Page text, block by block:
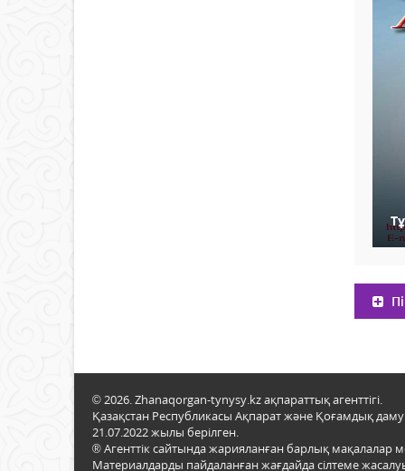
© 2026. Zhanaqorgan-tynysy.kz ақпараттық агенттігі.
Қазақстан Республикасы Ақпарат және Қоғамдық даму
21.07.2022 жылы берілген.
® Агенттік сайтында жарияланған барлық
Материалдарды пайдаланған жағдайда сілтеме